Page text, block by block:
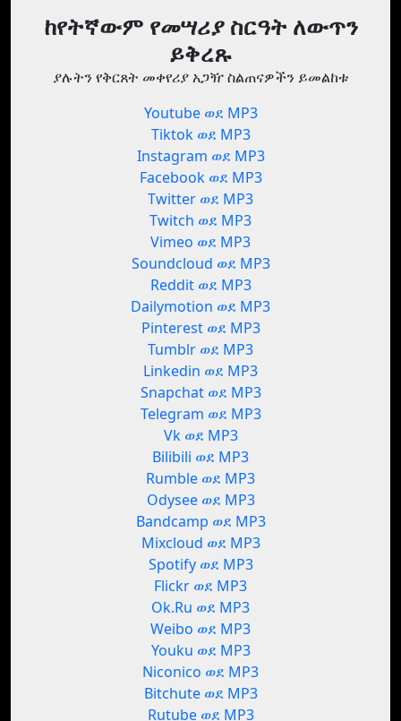
ከየትኛውም የመሣሪያ ስርዓት ለውጥን
ይቅረጹ
ያሉትን የቅርጸት መቀየሪያ አጋዥ ስልጠናዎችን ይመልከቱ
Youtube ወደ MP3
Tiktok ወደ MP3
Instagram ወደ MP3
Facebook ወደ MP3
Twitter ወደ MP3
Twitch ወደ MP3
Vimeo ወደ MP3
Soundcloud ወደ MP3
Reddit ወደ MP3
Dailymotion ወደ MP3
Pinterest ወደ MP3
Tumblr ወደ MP3
Linkedin ወደ MP3
Snapchat ወደ MP3
Telegram ወደ MP3
Vk ወደ MP3
Bilibili ወደ MP3
Rumble ወደ MP3
Odysee ወደ MP3
Bandcamp ወደ MP3
Mixcloud ወደ MP3
Spotify ወደ MP3
Flickr ወደ MP3
Ok.Ru ወደ MP3
Weibo ወደ MP3
Youku ወደ MP3
Niconico ወደ MP3
Bitchute ወደ MP3
Rutube ወደ MP3